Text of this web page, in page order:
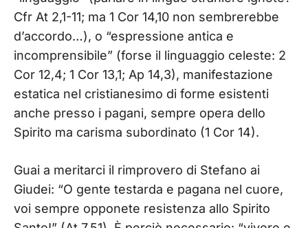
Cfr At 2,1-11; ma 1 Cor 14,10 non sembrerebbe
d’accordo…), o “espressione antica e
incomprensibile” (forse il linguaggio celeste: 2
Cor 12,4; 1 Cor 13,1; Ap 14,3), manifestazione
estatica nel cristianesimo di forme esistenti
anche presso i pagani, sempre opera dello
Spirito ma carisma subordinato (1 Cor 14).
Guai a meritarci il rimprovero di Stefano ai
Giudei: “O gente testarda e pagana nel cuore,
voi sempre opponete resistenza allo Spirito